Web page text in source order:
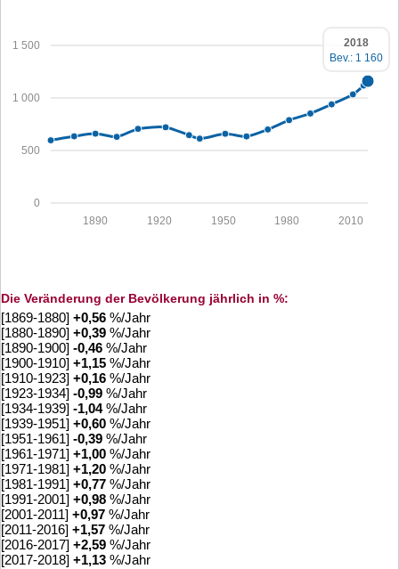
0
500
1 000
1 500
2010
1980
1950
1920
1890
2018
Bev.: 1 160
Die Veränderung der Bevölkerung jährlich in %:
[1869-1880] +0,56 %/Jahr
[1880-1890] +0,39 %/Jahr
[1890-1900] -0,46 %/Jahr
[1900-1910] +1,15 %/Jahr
[1910-1923] +0,16 %/Jahr
[1923-1934] -0,99 %/Jahr
[1934-1939] -1,04%/Jahr
[1939-1951] +0,60 %/Jahr
[1951-1961] -0,39 %/Jahr
[1961-1971] +1,00 %/Jahr
[1971-1981] +1,20 %/Jahr
[1981-1991] +0,77 %/Jahr
[1991-2001] +0,98 %/Jahr
[2001-2011] +0,97 %/Jahr
[2011-2016] +1,57 %/Jahr
[2016-2017] +2,59 %/Jahr
[2017-2018] +1,13 %/Jahr